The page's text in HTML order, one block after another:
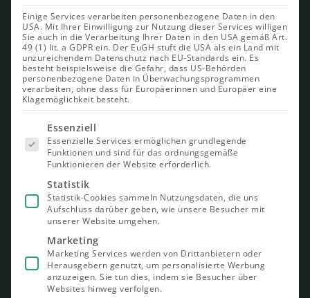
Einige Services verarbeiten personenbezogene Daten in den
USA. Mit Ihrer Einwilligung zur Nutzung dieser Services willigen
Sie auch in die Verarbeitung Ihrer Daten in den USA gemäß Art.
49 (1) lit. a GDPR ein. Der EuGH stuft die USA als ein Land mit
unzureichendem Datenschutz nach EU-Standards ein. Es
besteht beispielsweise die Gefahr, dass US-Behörden
personenbezogene Daten in Überwachungsprogrammen
verarbeiten, ohne dass für Europäerinnen und Europäer eine
Klagemöglichkeit besteht.
Es folgt
eine Liste
der Service-
Gruppen,
für die eine
Einwilligung
erteilt
werden
kann. Die
erste
Service-
Gruppe ist
essenziell
und kann
nicht
abgewählt
Essenziell
Essenzielle Services ermöglichen grundlegende
Funktionen und sind für das ordnungsgemäße
Funktionieren der Website erforderlich.
Statistik
Statistik-Cookies sammeln Nutzungsdaten, die uns
Aufschluss darüber geben, wie unsere Besucher mit
unserer Website umgehen.
Marketing
Marketing Services werden von Drittanbietern oder
Herausgebern genutzt, um personalisierte Werbung
anzuzeigen. Sie tun dies, indem sie Besucher über
Websites hinweg verfolgen.